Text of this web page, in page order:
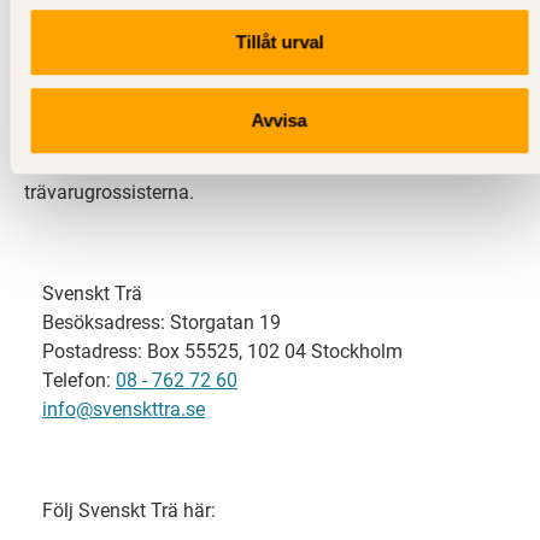
Tillåt urval
Avvisa
Svenskt Trä representerar svensk sågverksindustri
och är en del av branschorganisationen
svensk limträ-, KL-trä- och förpackningsindustri samt
trävarugrossisterna.
Svenskt Trä
Besöksadress: Storgatan 19
Postadress: Box 55525, 102 04 Stockholm
Telefon: 08 - 762 72 60
info@svenskttra.se
Följ Svenskt Trä här: